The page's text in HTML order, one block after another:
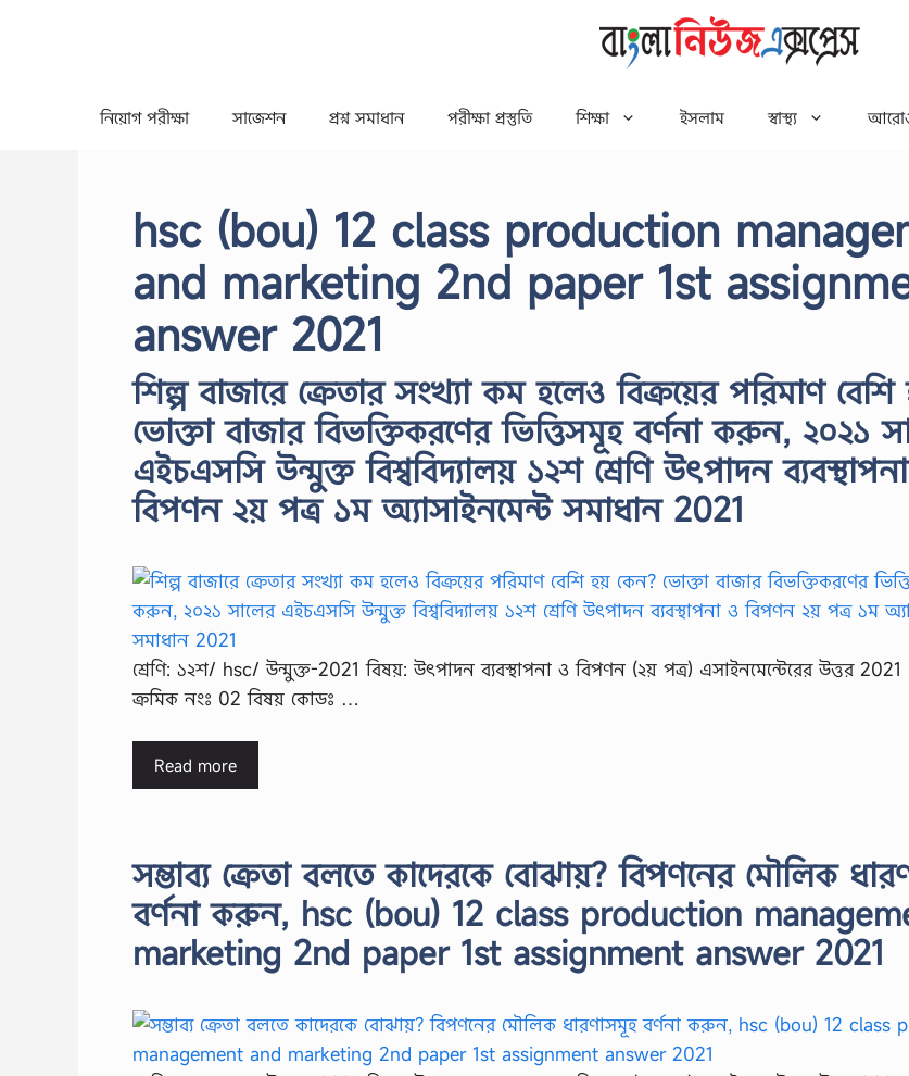
নিয়োগ পরীক্ষা সাজেশন প্রশ্ন সমাধান পরীক্ষা প্রস্তুতি শিক্ষা ইসলাম স্বাস্থ্য
hsc (bou) 12 class production
and marketing 2nd paper 1st
answer 2021
শিল্প বাজারে ক্রেতার সংখ্যা কম হলেও বিক্রয়ের পরিমাণ
ভােক্তা বাজার বিভক্তিকরণের ভিত্তিসমূহ বর্ণনা করুন, ২০২১
এইচএসসি উন্মুক্ত বিশ্ববিদ্যালয় ১২শ শ্রেণি উৎপাদন
বিপণন ২য় পত্র ১ম অ্যাসাইনমেন্ট সমাধান 2021
শ্রেণি: ১২শ/ hsc/ উন্মুক্ত-2021 বিষয়: উৎপাদন ব্যবস্থাপনা ও বিপণন (২য় পত্র) এসাইনমেন্টেরের উত্তর 2021
ক্রমিক নংঃ 02 বিষয় কোডঃ …
Read more
সম্ভাব্য ক্রেতা বলতে কাদেরকে বােঝায়? বিপণনের মৌলিক
বর্ণনা করুন, hsc (bou) 12 class production
marketing 2nd paper 1st assignment answer 2021